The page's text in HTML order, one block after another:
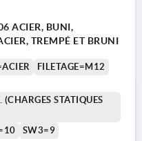
ACIER, BUNI,
TREMPÉ ET BRUNI
FILETAGE=M12
STATIQUES
SW3=9